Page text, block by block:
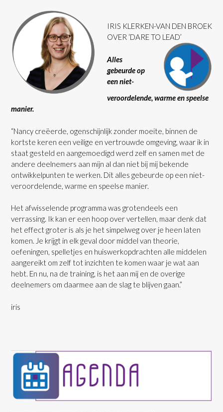
IRIS KLERKEN-VAN DEN BROEK
OVER ‘DARE TO LEAD’
Alles
gebeurde op
een niet-
veroordelende, warme en speelse
manier.
“Nancy creëerde, ogenschijnlijk zonder moeite, binnen de
kortste keren een veilige en vertrouwde omgeving, waar ik in
staat gesteld en aangemoedigd werd zelf en samen met de
andere deelnemers aan mijn al dan niet bij mij bekende
ontwikkelpunten te werken. Dit alles gebeurde op een niet-
veroordelende, warme en speelse manier.
Het afwisselende programma was grotendeels een
verrassing. Ik kan er een hoop over vertellen, maar denk dat
het effect groter is als je het simpelweg over je heen laten
komen. Je krijgt in elk geval door middel van theorie,
oefeningen, spelletjes en huiswerkopdrachten alle middelen
aangereikt om zelf tot inzichten te komen waar je wat aan
hebt. En nu, na de training, is het aan mij en de overige
deelnemers om daarmee aan de slag te blijven gaan.”
iris